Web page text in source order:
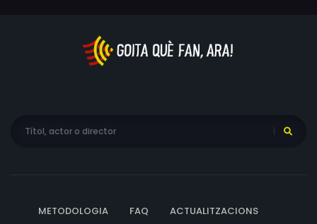
METODOLOGIA FAQ
ACTUALITZACIONS